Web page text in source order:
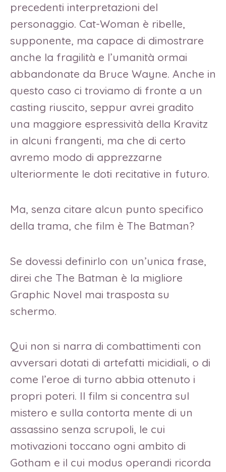
precedenti interpretazioni del
personaggio. Cat-Woman è ribelle,
supponente, ma capace di dimostrare
anche la fragilità e l’umanità ormai
abbandonate da Bruce Wayne. Anche in
questo caso ci troviamo di fronte a un
casting riuscito, seppur avrei gradito
una maggiore espressività della Kravitz
in alcuni frangenti, ma che di certo
avremo modo di apprezzarne
ulteriormente le doti recitative in futuro.
Ma, senza citare alcun punto specifico
della trama, che film è The Batman?
Se dovessi definirlo con un’unica frase,
direi che The Batman è la migliore
Graphic Novel mai trasposta su
schermo.
Qui non si narra di combattimenti con
avversari dotati di artefatti micidiali, o di
come l’eroe di turno abbia ottenuto i
propri poteri. Il film si concentra sul
mistero e sulla contorta mente di un
assassino senza scrupoli, le cui
motivazioni toccano ogni ambito di
Gotham e il cui modus operandi ricorda